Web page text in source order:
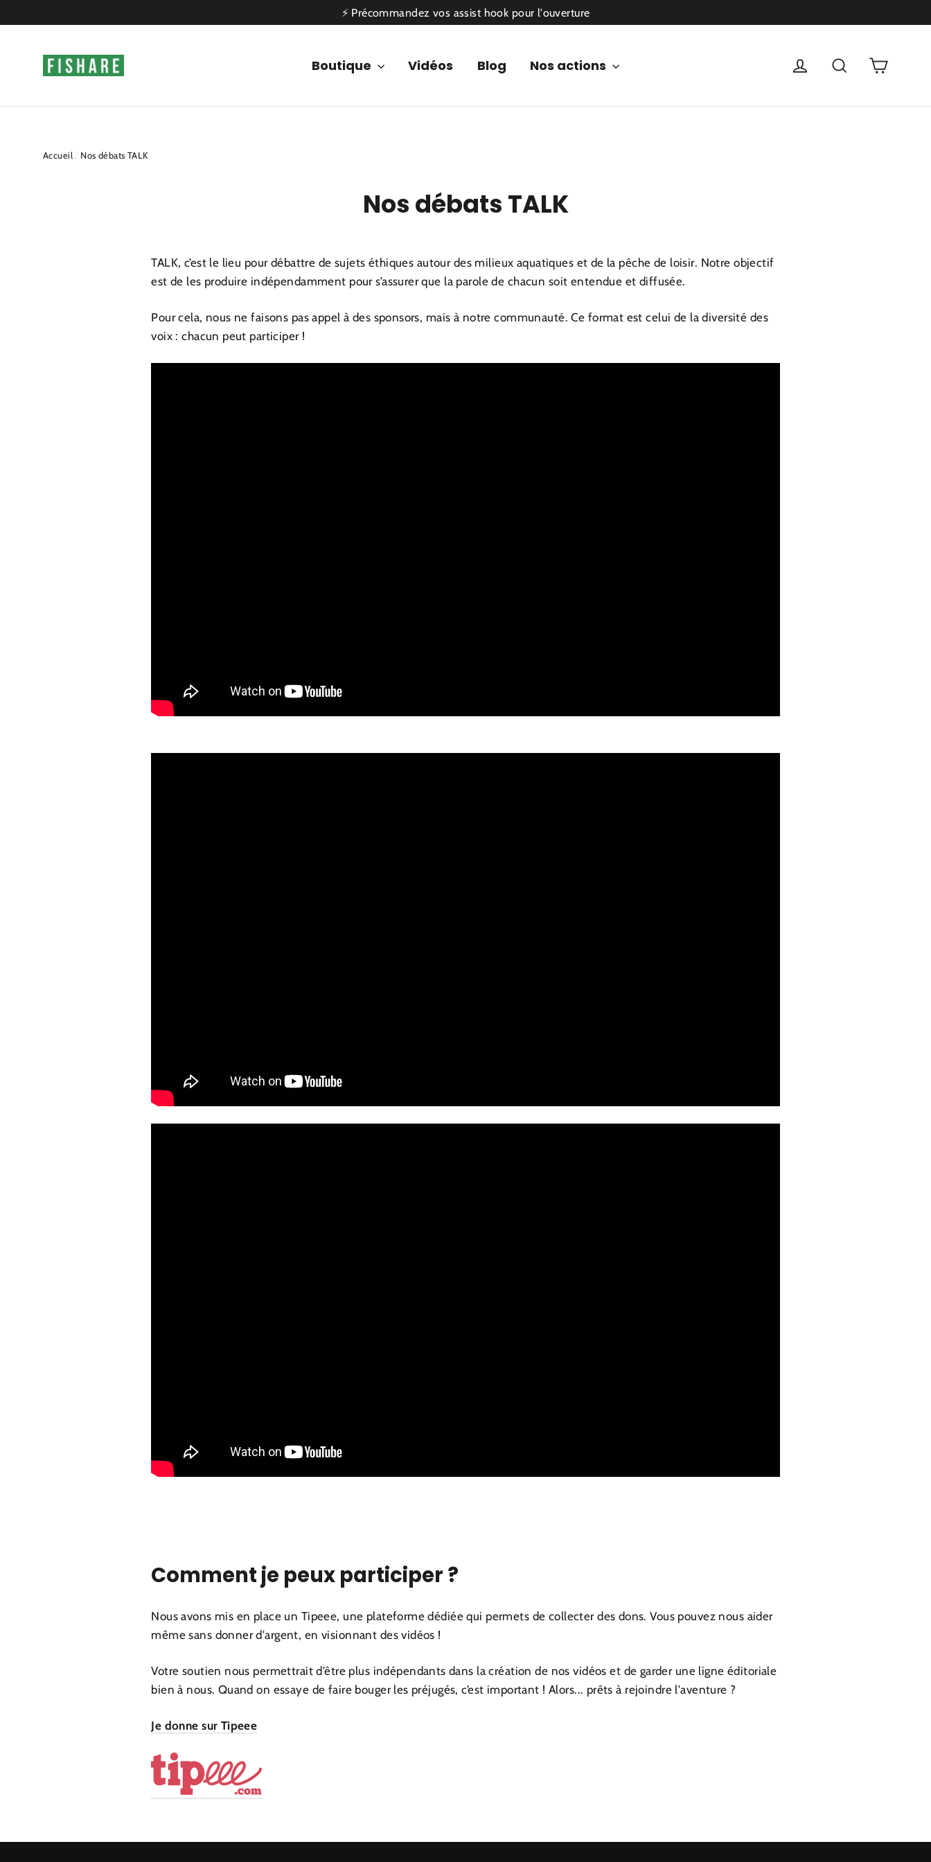
au
⚡ Précommandez vos assist hook pour l'ouverture
Boutique Vidéos Blog Nos actions Se connecterRechercher
Accueil / Nos débats TALK
Nos débats TALK
TALK, c’est le lieu pour débattre de sujets éthiques autour des milieux aquatiques et de la pêche de loisir. Notre objectif
est de les produire indépendamment pour s’assurer que la parole de chacun soit entendue et diffusée.
Pour cela, nous ne faisons pas appel à des sponsors, mais à notre communauté. Ce format est celui de la diversité des
voix : chacun peut participer !
Comment je peux participer ?
Nous avons mis en place un Tipeee, une plateforme dédiée qui permets de collecter des dons. Vous pouvez nous aider
même sans donner d'argent, en visionnant des vidéos !
Votre soutien nous permettrait d’être plus indépendants dans la création de nos vidéos et de garder une ligne éditoriale
bien à nous. Quand on essaye de faire bouger les préjugés, c’est important ! Alors... prêts à rejoindre l'aventure ?
Je donne sur Tipeee